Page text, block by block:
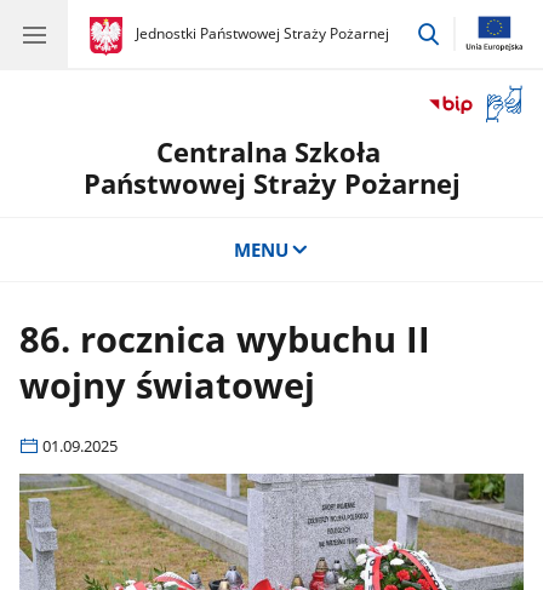
gov.pl
Jednostki Państwowej Straży Pożarnej
gov.pl
Jednostki
przejdź
okno
Centralna Szkoła
Państwowej Straży Pożarnej
MENU
86. rocznica wybuchu II
wojny światowej
01.09.2025